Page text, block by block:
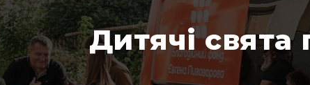
Дитячі